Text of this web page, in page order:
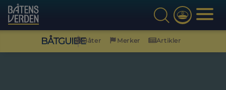
BÅTGUIDEBåter Merker Artikler